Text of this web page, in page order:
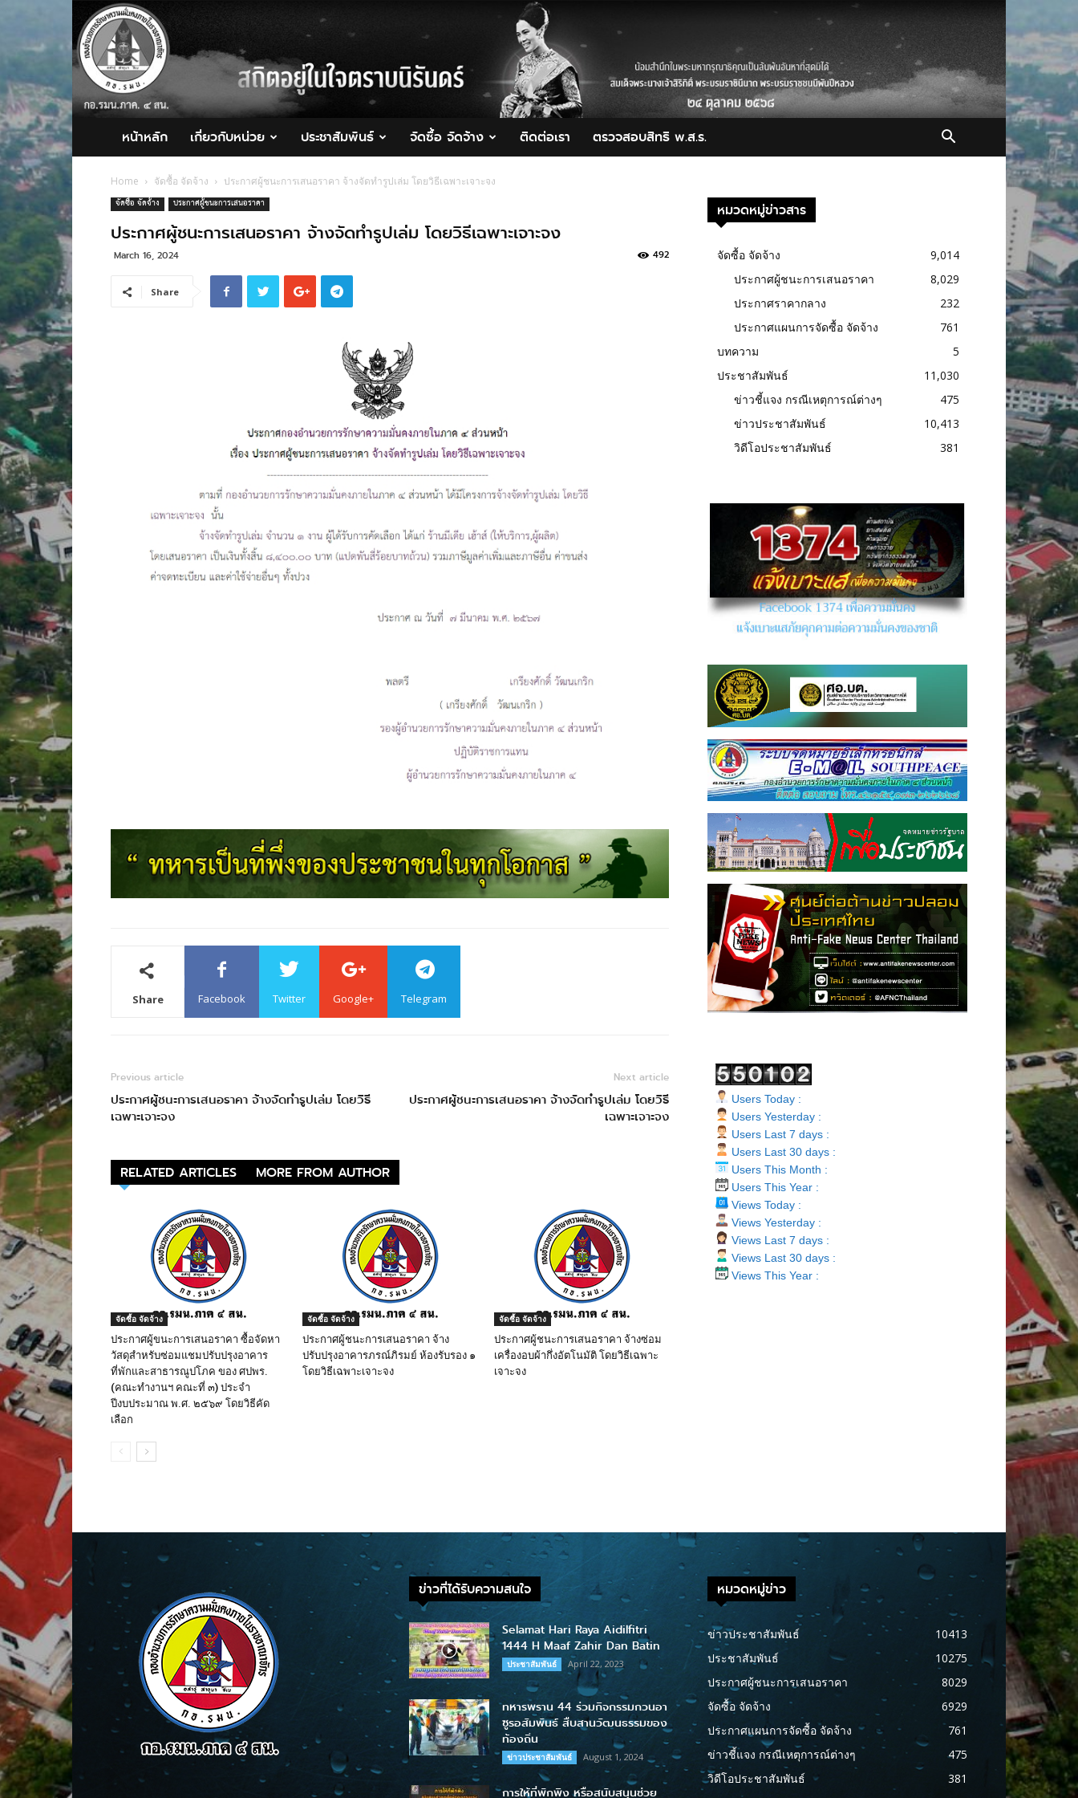
กอ.รมน.ภาค
4
สน.
หน้าหลัก เกี่ยวกับหน่วย ประชาสัมพันธ์ จัดซื้อ จัดจ้าง ติดต่อเรา ตรวจสอบสิทธิ พ.ส.ร.
Home จัดซื้อ จัดจ้าง ประกาศผู้ชนะการเสนอราคา จ้างจัดทำรูปเล่ม โดยวิธีเฉพาะเจาะจง
จัดซื้อ จัดจ้าง ประกาศผู้ชนะการเสนอราคา
ประกาศผู้ชนะการเสนอราคา จ้างจัดทำรูปเล่ม โดยวิธีเฉพาะเจาะจง
March 16, 2024 492
Share
Share Facebook Twitter Google+ Telegram
Previous article
ประกาศผู้ชนะการเสนอราคา จ้างจัดทำรูปเล่ม โดยวิธี
เฉพาะเจาะจง
Next article
ประกาศผู้ชนะการเสนอราคา จ้างจัดทำรูปเล่ม โดยวิธี
เฉพาะเจาะจง
RELATED ARTICLES MORE FROM AUTHOR
จัดซื้อ จัดจ้าง
ประกาศผู้ขนะการเสนอราคา ซื้อจัดหา
วัสดุสำหรับซ่อมแชมปรับปรุงอาคาร
ที่พักและสาธารณูปโภค ของ ศปพร.
(คณะทำงานฯ คณะที่ ๓) ประจำ
ปีงบประมาณ พ.ศ. ๒๕๖๙ โดยวิธีคัด
เลือก
จัดซื้อ จัดจ้าง
ประกาศผู้ชนะการเสนอราคา จ้าง
ปรับปรุงอาคารภรณ์ภิรมย์ ห้องรับรอง ๑
โดยวิธีเฉพาะเจาะจง
จัดซื้อ จัดจ้าง
ประกาศผู้ชนะการเสนอราคา จ้างซ่อม
เครื่องอบผ้ากึ่งอัตโนมัติ โดยวิธีเฉพาะ
เจาะจง
หมวดหมู่ข่าวสาร
จัดซื้อ จัดจ้าง
9,014
ประกาศผู้ชนะการเสนอราคา
8,029
ประกาศราคากลาง
232
ประกาศแผนการจัดซื้อ จัดจ้าง
761
บทความ
5
ประชาสัมพันธ์
11,030
ข่าวชี้แจง กรณีเหตุการณ์ต่างๆ
475
ข่าวประชาสัมพันธ์
10,413
วิดีโอประชาสัมพันธ์
381
Users Today :
Users Yesterday :
Users Last 7 days :
Users Last 30 days :
Users This Month :
Users This Year :
Views Today :
Views Yesterday :
Views Last 7 days :
Views Last 30 days :
Views This Year :
ข่าวที่ได้รับความสนใจ
Selamat Hari Raya Aidilfitri
1444 H Maaf Zahir Dan Batin
ประชาสัมพันธ์ April 22, 2023
ทหารพราน 44 ร่วมกิจกรรมกวนอา
ซูรอสัมพันธ์ สืบสานวัฒนธรรมของ
ท้องถิ่น
ข่าวประชาสัมพันธ์ August 1, 2024
การให้ที่พักพิง หรือสนับสนุนช่วย
หมวดหมู่ข่าว
ข่าวประชาสัมพันธ์
10413
ประชาสัมพันธ์
10275
ประกาศผู้ชนะการเสนอราคา
8029
จัดซื้อ จัดจ้าง
6929
ประกาศแผนการจัดซื้อ จัดจ้าง
761
ข่าวชี้แจง กรณีเหตุการณ์ต่างๆ
475
วิดีโอประชาสัมพันธ์
381